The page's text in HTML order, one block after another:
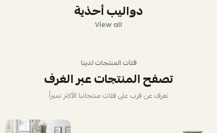
دواليب أحذية
View all
فئات المنتجات لدينا
تصفح المنتجات عبر الغرف
تعرف عن قرب على فئات منتجاتنا الأكثر تميزاً